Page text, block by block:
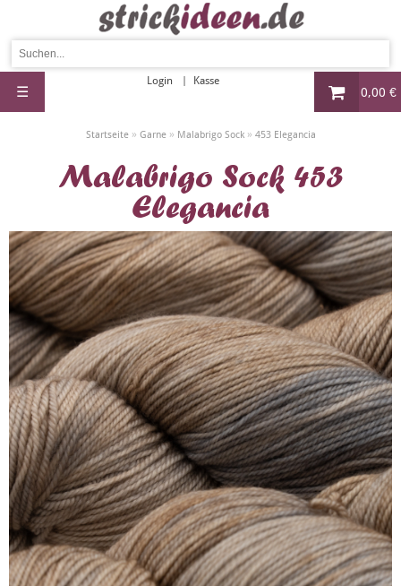
0,00 €
Login Kasse
☰
Startseite» Garne» Malabrigo Sock» 453 Elegancia
Malabrigo Sock 453
Elegancia